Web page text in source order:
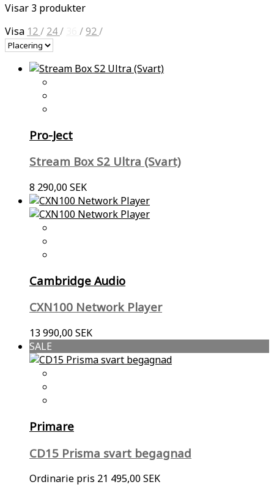
Visar 3 produkter
Visa 12/ 24/ /92/
Pro-Ject
Stream Box S2 Ultra (Svart)
8 290,00 SEK
Cambridge Audio
CXN100 Network Player
13 990,00 SEK
SALE
Primare
CD15 Prisma svart begagnad
Ordinarie pris 21 495,00 SEK